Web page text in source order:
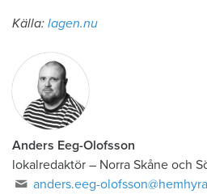
Källa: lagen.nu
Anders Eeg-Olofsson
lokalredaktör – Norra Skåne och
anders.eeg-